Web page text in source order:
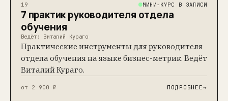
19 МИНИ-КУРС В ЗАПИСИ
7 практик руководителя отдела
обучения
Ведёт: Виталий Кураго
Практические инструменты для руководителя
отдела обучения на языке бизнес-метрик. Ведёт
Виталий Кураго.
от 2 900 ₽ ПОДРОБНЕЕ→